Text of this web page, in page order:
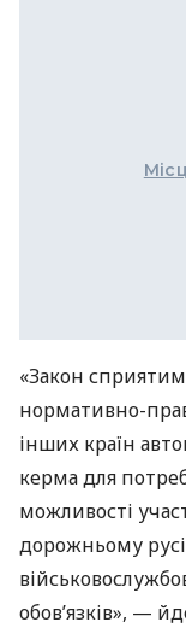
«Закон
нормативно-
інших країн
керма для
можливості
дорожньому
обов’язків», —